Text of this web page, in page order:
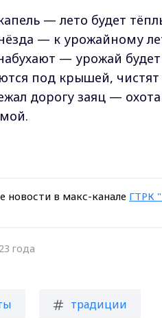
— лето будет
— к урожайному
— урожай
под крышей,
дорогу заяц —
новости в макс-канале ГТРК
года
традиции